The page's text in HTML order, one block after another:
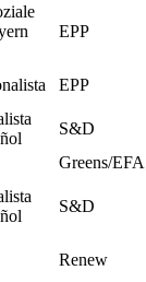
EPP
EPP
S&D
Greens/EFA
S&D
Renew